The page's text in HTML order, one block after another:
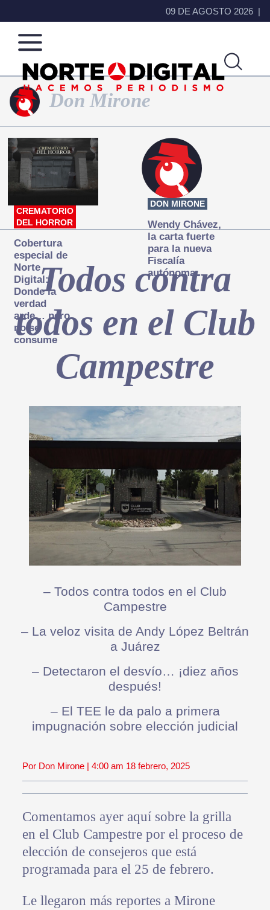
09 DE AGOSTO 2026
Norte
de
Ciudad
Juárez
Más
que
noticias,
hacemos periodismo
Don Mirone
CREMATORIO
DEL HORROR
Cobertura
especial de
Norte
Digital:
Donde la
verdad
arde… pero
no se
consume
DON MIRONE
Wendy Chávez,
la carta fuerte
para la nueva
Fiscalía
autónoma
Todos contra
todos en el Club
Campestre
– Todos contra todos en el Club
Campestre
– La veloz visita de Andy López Beltrán
a Juárez
– Detectaron el desvío… ¡diez años
después!
– El TEE le da palo a primera
impugnación sobre elección judicial
Por Don Mirone | 4:00 am 18 febrero, 2025
Comentamos ayer aquí sobre la grilla
en el Club Campestre por el proceso de
elección de consejeros que está
programada para el 25 de febrero.
Le llegaron más reportes a Mirone